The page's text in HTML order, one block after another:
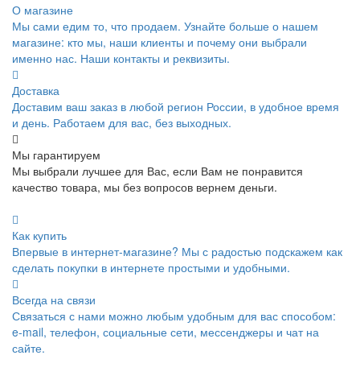
О магазине
Мы сами едим то, что продаем. Узнайте больше о нашем
магазине: кто мы, наши клиенты и почему они выбрали
именно нас. Наши контакты и реквизиты.
Доставка
Доставим ваш заказ в любой регион России, в удобное время
и день. Работаем для вас, без выходных.
Мы гарантируем
Мы выбрали лучшее для Вас, если Вам не понравится
качество товара, мы без вопросов вернем деньги.
Как купить
Впервые в интернет-магазине? Мы с радостью подскажем как
сделать покупки в интернете простыми и удобными.
Всегда на связи
Связаться с нами можно любым удобным для вас способом:
e-mail, телефон, социальные сети, мессенджеры и чат на
сайте.